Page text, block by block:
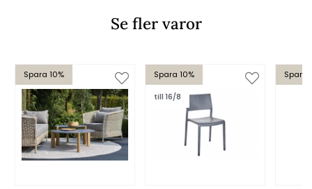
Se fler varor
Spara 10% Spara 10%
till 16/8
Spara